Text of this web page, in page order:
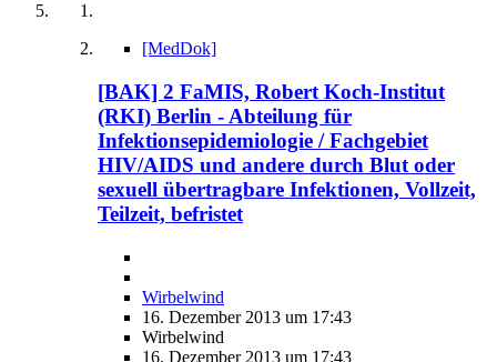
[MedDok]
[BAK] 2 FaMIS, Robert Koch-Institut
(RKI) Berlin - Abteilung für
Infektionsepidemiologie / Fachgebiet
HIV/AIDS und andere durch Blut oder
sexuell übertragbare Infektionen, Vollzeit,
Teilzeit, befristet
Wirbelwind
16. Dezember 2013 um 17:43
Wirbelwind
16. Dezember 2013 um 17:43